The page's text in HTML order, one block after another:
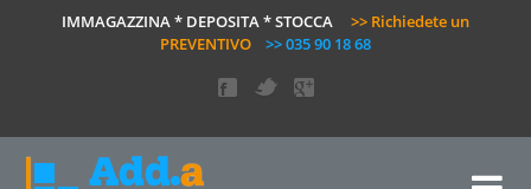
IMMAGAZZINA * DEPOSITA * STOCCA
>> Richiedete un
PREVENTIVO
>> 035 90 18 68